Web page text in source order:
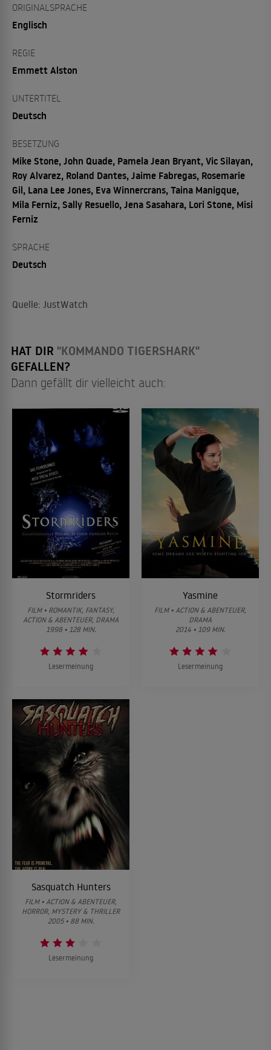
ORIGINALSPRACHE
Englisch
REGIE
Emmett Alston
UNTERTITEL
Deutsch
BESETZUNG
Mike Stone, John Quade, Pamela Jean Bryant, Vic Silayan,
Roy Alvarez, Roland Dantes, Jaime Fabregas, Rosemarie
Gil, Lana Lee Jones, Eva Winnercrans, Taina Manigque,
Mila Ferniz, Sally Resuello, Jena Sasahara, Lori Stone, Misi
Ferniz
SPRACHE
Deutsch
Quelle: JustWatch
HAT DIR "KOMMANDO TIGERSHARK"
GEFALLEN?
Dann gefällt dir vielleicht auch:
Stormriders
FILM • ROMANTIK, FANTASY,
ACTION & ABENTEUER, DRAMA
1998 • 128 MIN.
Lesermeinung
Yasmine
FILM • ACTION & ABENTEUER,
DRAMA
2014 • 109 MIN.
Lesermeinung
Sasquatch Hunters
FILM • ACTION & ABENTEUER,
HORROR, MYSTERY & THRILLER
2005 • 88 MIN.
Lesermeinung